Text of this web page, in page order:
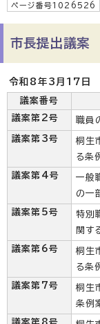
ページ番号1026526
市長提出議案
令和8年3月17日
議案番号
議案第2号
職員
議案第3号
桐生
る条
議案第4号
一般
の一
議案第5号
特別
関す
議案第6号
桐生
る条
議案第7号
桐生
条例